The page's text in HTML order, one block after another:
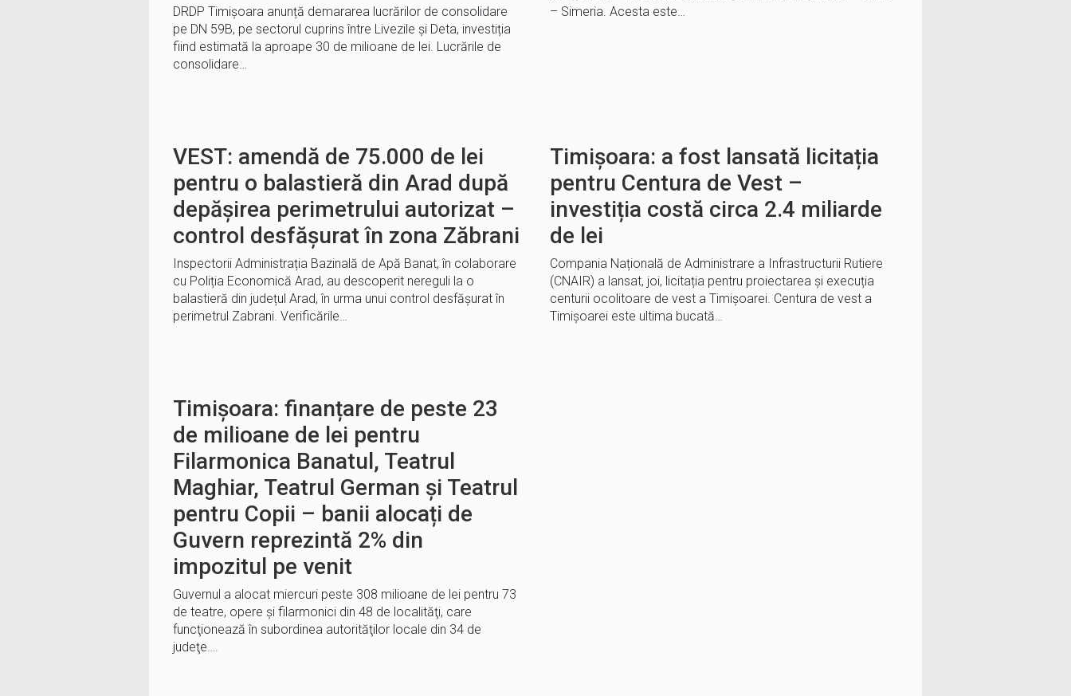
DRDP Timișoara anunță demararea lucrărilor de consolidare
pe DN 59B, pe sectorul cuprins între Livezile și Deta, investiția
fiind estimată la aproape 30 de milioane de lei. Lucrările de
consolidare…
– Simeria. Acesta este…
VEST: amendă de 75.000 de lei
pentru o balastieră din Arad după
depășirea perimetrului autorizat –
control desfășurat în zona Zăbrani
Inspectorii Administrația Bazinală de Apă Banat, în colaborare
cu Poliția Economică Arad, au descoperit nereguli la o
balastieră din județul Arad, în urma unui control desfășurat în
perimetrul Zabrani. Verificările…
Timișoara: a fost lansată licitația
pentru Centura de Vest –
investiția costă circa 2.4 miliarde
de lei
Compania Națională de Administrare a Infrastructurii Rutiere
(CNAIR) a lansat, joi, licitația pentru proiectarea și execuția
centurii ocolitoare de vest a Timișoarei. Centura de vest a
Timișoarei este ultima bucată…
Timișoara: finanțare de peste 23
de milioane de lei pentru
Filarmonica Banatul, Teatrul
Maghiar, Teatrul German și Teatrul
pentru Copii – banii alocați de
Guvern reprezintă 2% din
impozitul pe venit
Guvernul a alocat miercuri peste 308 milioane de lei pentru 73
de teatre, opere şi filarmonici din 48 de localităţi, care
funcţionează în subordinea autorităţilor locale din 34 de
judeţe….